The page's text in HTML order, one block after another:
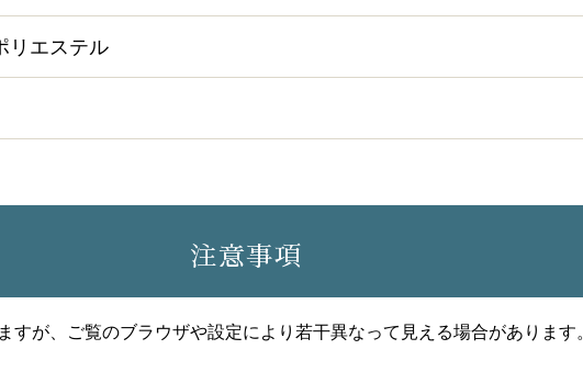
リエステル
注意事項
が、ご覧のブラウザや設定により若干異なって見える場合があります。